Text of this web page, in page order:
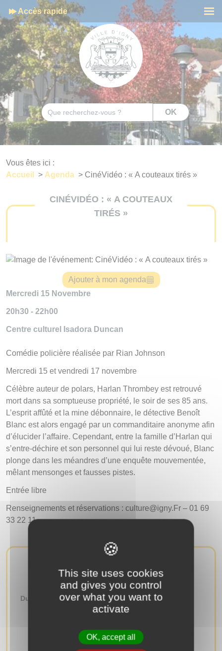
Accès rapide
Rechercher OK
Vous êtes ici :
Accueil
> Agenda > CinéVidéo : « A couteaux tirés »
CINÉVIDÉO : « A COUTEAUX
TIRÉS »
Ajouter à mon agenda
Mercredi 15 Novembre
20h30 - 22h00
Centre culturel Isadora Duncan
Comédie policière réalisée par Rian Johnson
Mercredi 15 et vendredi 17 novembre
Célèbre auteur de polars, Harlan Thrombey est retrouvé
mort dans sa somptueuse propriété, le soir de ses 85 ans.
L’esprit affûté et la mine débonnaire, le détective Benoît
Blanc est alors engagé par un commanditaire anonyme afin
d’élucider l’affaire. Cependant, entre la famille d’Harlan qui
s’entre-déchire et son personnel qui lui reste dévoué, Blanc
plonge dans les méandres d’une enquête mouvementée,
mêlant mensonges et fausses pistes.
Entrée libre
Renseignements et réservations : culture@igny.Fr – 01 69
33 22 11
AUTRES ÉVÉNEMENTS
Du au
Cookies management panel
This site uses cookies
and gives you control
over what you want to
activate
OK, accept all